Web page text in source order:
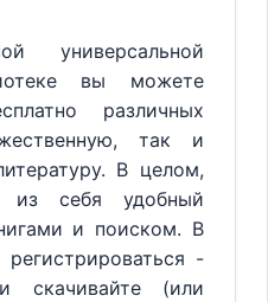
универсальной
вы можете
различных
так и
В целом,
из себя удобный
и поиском. В
-
скачивайте (или